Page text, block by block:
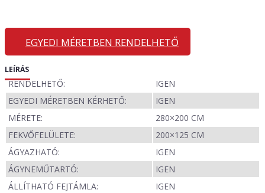
EGYEDI MÉRETBEN RENDELHETŐ
LEÍRÁS
RENDELHETŐ:
IGEN
EGYEDI MÉRETBEN KÉRHETŐ:
IGEN
MÉRETE:
280×200 CM
FEKVŐFELÜLETE:
200×125 CM
ÁGYAZHATÓ:
IGEN
ÁGYNEMŰTARTÓ:
IGEN
ÁLLÍTHATÓ FEJTÁMLA:
IGEN